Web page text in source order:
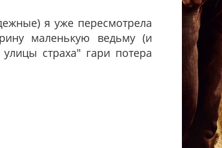
я уже пересмотрела
маленькую ведьму (и
страха" гари потера